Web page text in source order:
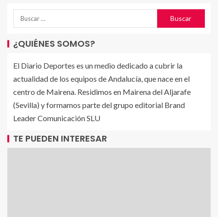
¿QUIÉNES SOMOS?
El Diario Deportes es un medio dedicado a cubrir la
actualidad de los equipos de Andalucía, que nace en el
centro de Mairena. Residimos en Mairena del Aljarafe
(Sevilla) y formamos parte del grupo editorial Brand
Leader Comunicación SLU
TE PUEDEN INTERESAR